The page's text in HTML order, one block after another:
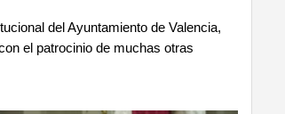
del Ayuntamiento de Valencia,
el patrocinio de muchas otras